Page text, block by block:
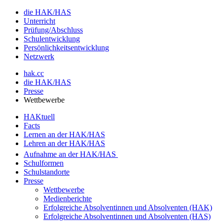
die HAK/HAS
Unterricht
Prüfung/Abschluss
Schulentwicklung
Persönlichkeitsentwicklung
Netzwerk
hak.cc
die HAK/HAS
Presse
Wettbewerbe
HAKtuell
Facts
Lernen an der HAK/HAS
Lehren an der HAK/HAS
Aufnahme an der HAK/HAS
Schulformen
Schulstandorte
Presse
Wettbewerbe
Medienberichte
Erfolgreiche Absolventinnen und Absolventen (HAK)
Erfolgreiche Absolventinnen und Absolventen (HAS)